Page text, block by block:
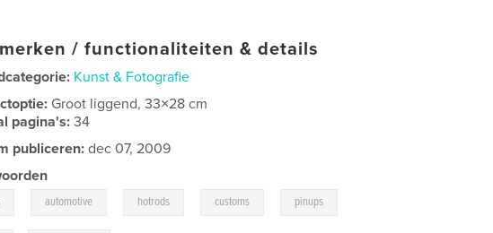
/ functionaliteiten & details
Kunst & Fotografie
Groot liggend, 33×28 cm
pagina's:34
publiceren: dec 07, 2009
automotive hotrods customs pinups